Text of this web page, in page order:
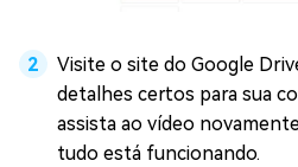
Visite o site do Google
detalhes certos para sua
assista ao vídeo
tudo está funcionando.